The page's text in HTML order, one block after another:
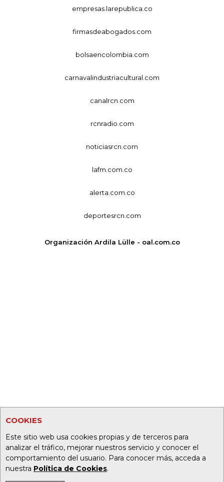
COOKIES
Este sitio web usa cookies propias y de terceros para
analizar el tráfico, mejorar nuestros servicio y conocer el
comportamiento del usuario. Para conocer más, acceda a
nuestra Política de Cookies.
empresas.larepublica.co
firmasdeabogados.com
bolsaencolombia.com
carnavalindustriacultural.com
canalrcn.com
rcnradio.com
noticiasrcn.com
lafm.com.co
alerta.com.co
deportesrcn.com
Organización Ardila Lülle - oal.com.co